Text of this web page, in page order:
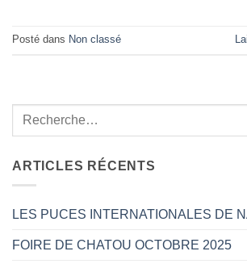
Posté dans Non classé
ARTICLES RÉCENTS
LES PUCES INTERNATIONALES DE
FOIRE DE CHATOU OCTOBRE 2025